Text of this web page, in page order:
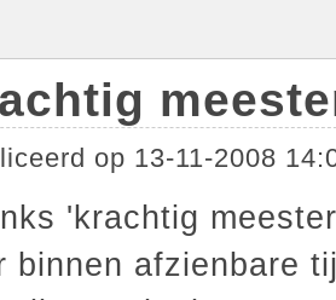
op 13-11-2008
'krachtig
binnen afzienbare